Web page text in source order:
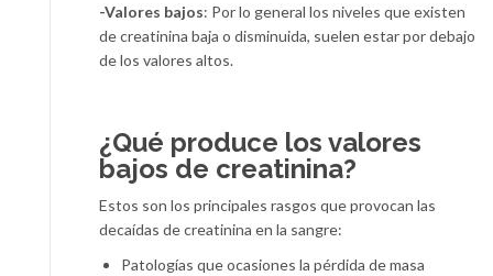
-Valores bajos: Por lo general los niveles que existen
de creatinina baja o disminuida, suelen estar por debajo
de los valores altos.
¿Qué produce los valores
bajos de creatinina?
Estos son los principales rasgos que provocan las
decaídas de creatinina en la sangre:
Patologías que ocasiones la pérdida de masa